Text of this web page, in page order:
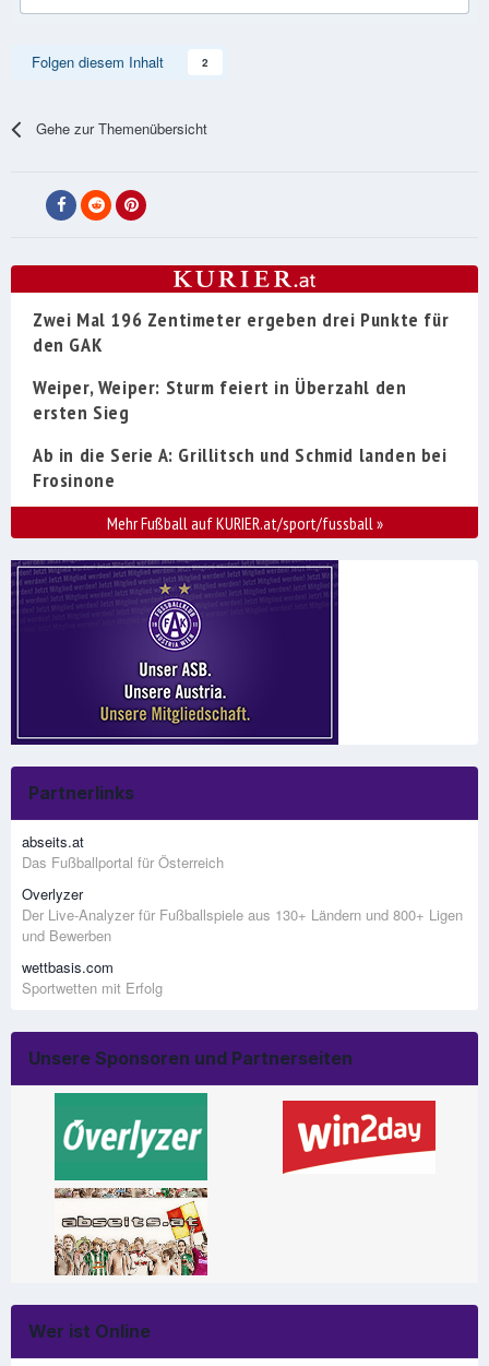
Folgen diesem Inhalt 2
Gehe zur Themenübersicht
Zwei Mal 196 Zentimeter ergeben drei Punkte für
den GAK
Weiper, Weiper: Sturm feiert in Überzahl den
ersten Sieg
Ab in die Serie A: Grillitsch und Schmid landen bei
Frosinone
Mehr Fußball auf KURIER.at/sport/fussball»
Partnerlinks
abseits.at
Das Fußballportal für Österreich
Overlyzer
Der Live-Analyzer für Fußballspiele aus 130+ Ländern und 800+ Ligen
und Bewerben
wettbasis.com
Sportwetten mit Erfolg
Unsere Sponsoren und Partnerseiten
Wer ist Online